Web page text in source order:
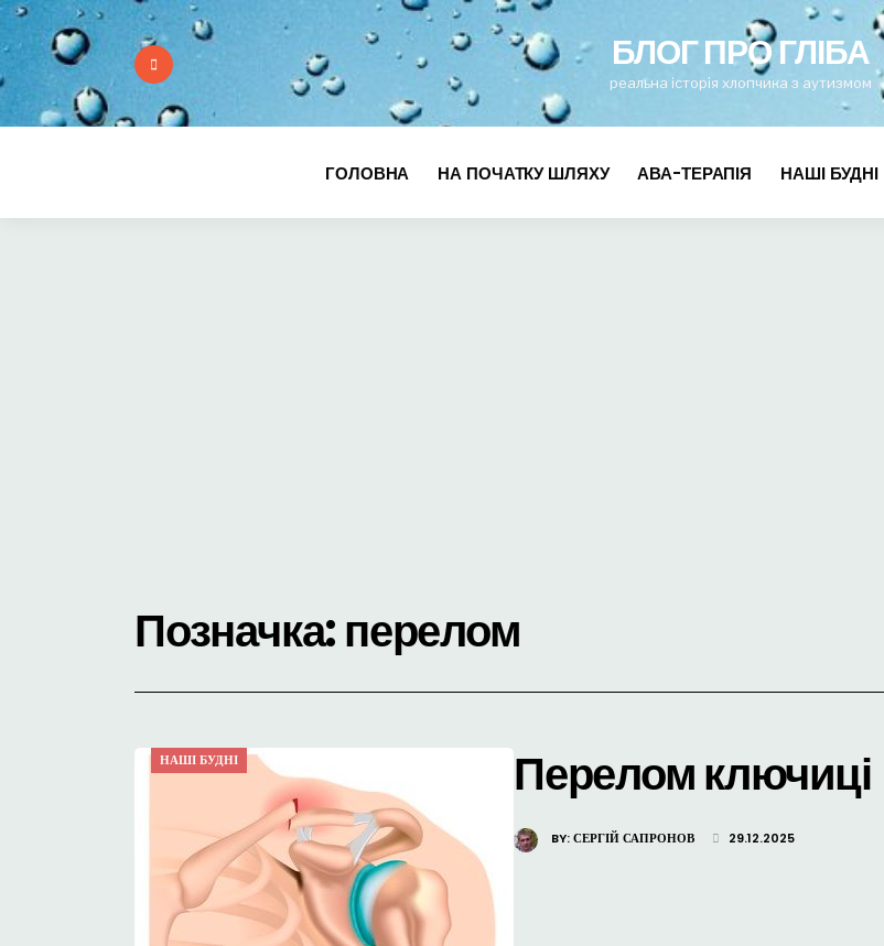
БЛОГ ПРО ГЛІБА
реальна історія хлопчика з аутизмом
ГОЛОВНА НА ПОЧАТКУ ШЛЯХУ АВА-ТЕРАПІЯ НАШІ БУДНІ
Позначка:перелом
НАШІ БУДНІ Перелом ключиці
BY:СЕРГІЙ САПРОНОВ 29.12.2025